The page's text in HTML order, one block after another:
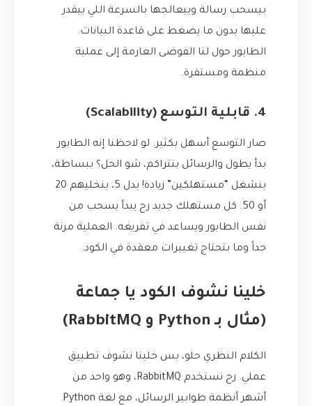
بيسحب رسالة وبيعالجها بالسرعة اللي بيقدر
عليها بدون ما يضغط على قاعدة البيانات.
الطابور حول لنا الفوضى العارمة إلى عملية
منظمة ومستقرة.
4. قابلية التوسع (Scalability)
صار التوسع أسهل بكثير. لو لاحظنا إنه الطابور
بدأ يطول والرسائل بتتراكم، شو الحل؟ ببساطة،
بنشغل “مستهلكين” زيادة! بدل 5، بنخليهم 20
أو 50. كل مستهلك جديد رح يبدأ يسحب من
نفس الطابور ويساعد في تفريغه. العملية مرنة
جداً وما بتحتاج تغييرات معقدة في الكود.
خلينا نشوف الكود يا جماعة
(مثال بـ Python و RabbitMQ)
الكلام النظري حلو، بس خلينا نشوف تطبيق
عملي. رح نستخدم RabbitMQ، وهو واحد من
أشهر أنظمة طوابير الرسائل، مع لغة Python.